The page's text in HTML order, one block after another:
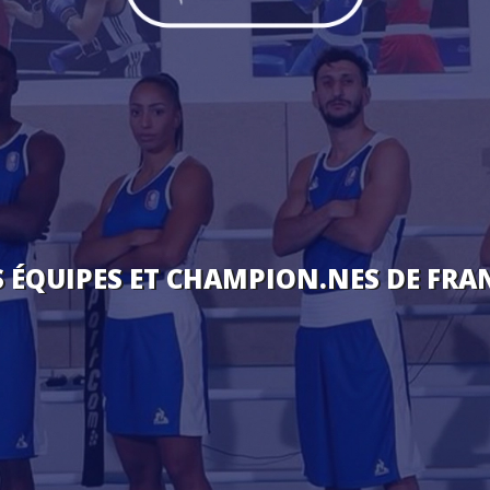
ÉQUIPES ET CHAMPION.NES DE